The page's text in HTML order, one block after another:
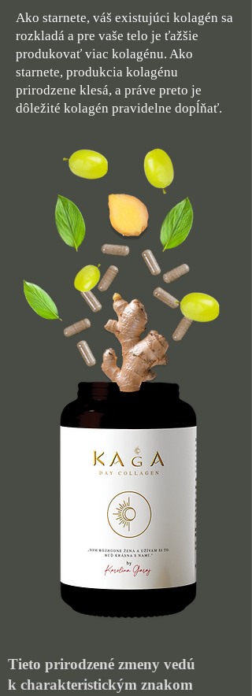
Ako starnete, váš existujúci kolagén sa
rozkladá a pre vaše telo je ťažšie
produkovať viac kolagénu. Ako
starnete, produkcia kolagénu
prirodzene klesá, a práve preto je
dôležité kolagén pravidelne dopĺňať.
Tieto prirodzené zmeny vedú
k charakteristickým znakom